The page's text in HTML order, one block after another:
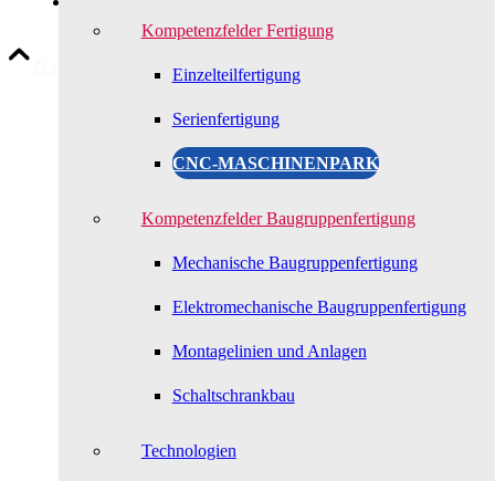
Kompetenzfelder Fertigung
Einzelteilfertigung
Serienfertigung
CNC-MASCHINENPARK
Kompetenzfelder Baugruppenfertigung
Mechanische Baugruppenfertigung
Elektromechanische Baugruppenfertigung
Montagelinien und Anlagen
Schaltschrankbau
Technologien
Nach oben scrollen